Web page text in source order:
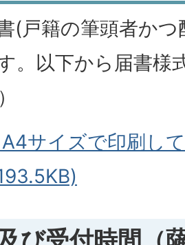
(戸籍の筆頭者か
。以下から届書様
サイズで印刷し
び受付時間（